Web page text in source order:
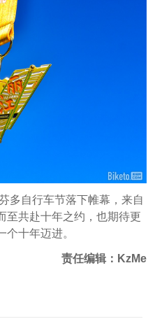
多自行车节落下帷幕，来自
至共赴十年之约，也期待更
十年迈进。
责任编辑：KzMe